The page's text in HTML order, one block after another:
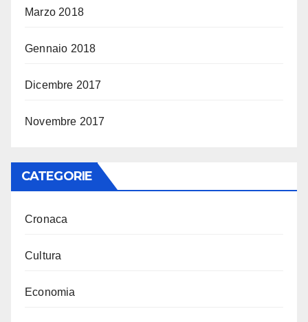
Marzo 2018
Gennaio 2018
Dicembre 2017
Novembre 2017
CATEGORIE
Cronaca
Cultura
Economia